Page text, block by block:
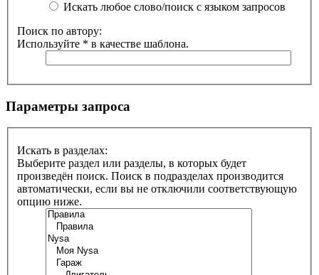
Искать любое слово/поиск с языком запросов
Поиск по автору:
Используйте * в качестве шаблона.
Параметры запроса
Искать в разделах:
Выберите раздел или разделы, в которых будет
произведён поиск. Поиск в подразделах производится
автоматически, если вы не отключили соответствующую
опцию ниже.